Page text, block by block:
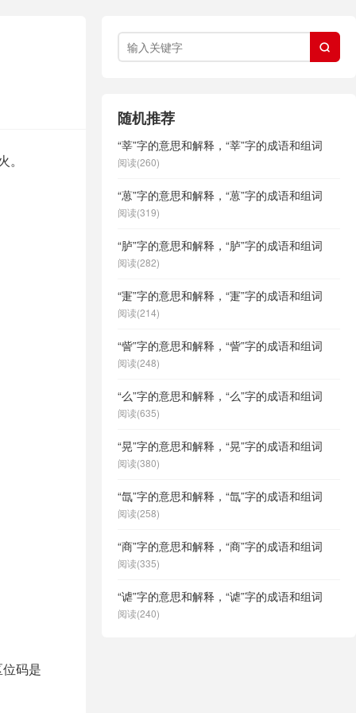
码是

随机推荐
“莘”字的意思和解释，“莘”字的成语和组词
阅读(260)
“葸”字的意思和解释，“葸”字的成语和组词
阅读(319)
“胪”字的意思和解释，“胪”字的成语和组词
阅读(282)
“寁”字的意思和解释，“寁”字的成语和组词
阅读(214)
“訾”字的意思和解释，“訾”字的成语和组词
阅读(248)
“么”字的意思和解释，“么”字的成语和组词
阅读(635)
“晃”字的意思和解释，“晃”字的成语和组词
阅读(380)
“氙”字的意思和解释，“氙”字的成语和组词
阅读(258)
“商”字的意思和解释，“商”字的成语和组词
阅读(335)
“谑”字的意思和解释，“谑”字的成语和组词
阅读(240)